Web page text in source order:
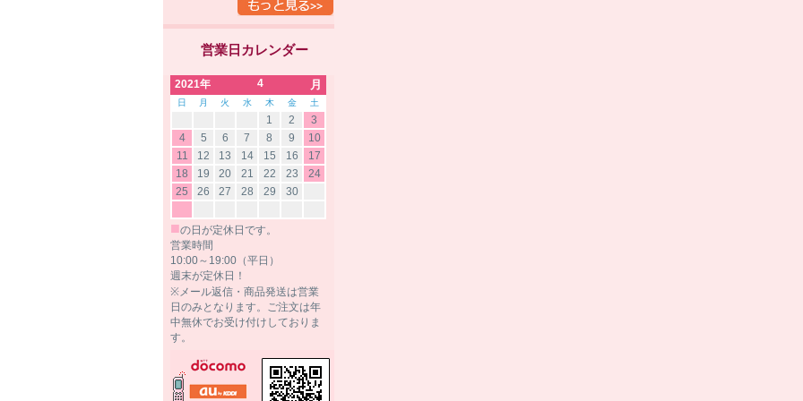
営業日カレンダー
2021年 4 月
日 月 火 水 木 金 土
1 2
3
4
5 6 7 8 9
10
11
12 13 14 15 16
17
18
19 20 21 22 23
24
25
26 27 28 29 30
■の日が定休日です。
営業時間
10:00～19:00（平日）
週末が定休日！
※メール返信・商品発送は営業
日のみとなります。ご注文は年
中無休でお受け付けしておりま
す。